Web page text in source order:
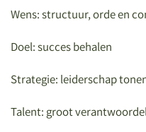
Wens: structuur, orde en
Doel: succes behalen
Strategie: leiderschap
Talent: groot